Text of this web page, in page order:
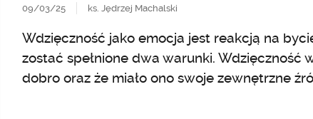
09/03/25 ks. Jędrzej Machalski
Wdzięczność jako emocja jest reakcją na
zostać spełnione dwa warunki. Wdzięczność
dobro oraz że miało ono swoje zewnętrzne